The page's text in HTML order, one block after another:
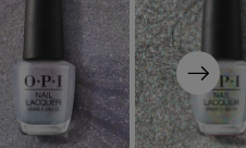
Next